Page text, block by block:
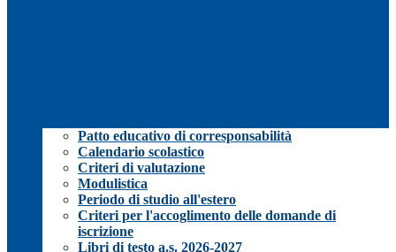
Patto educativo di corresponsabilità
Calendario scolastico
Criteri di valutazione
Modulistica
Periodo di studio all'estero
Criteri per l'accoglimento delle domande di
iscrizione
Libri di testo a.s. 2026-2027